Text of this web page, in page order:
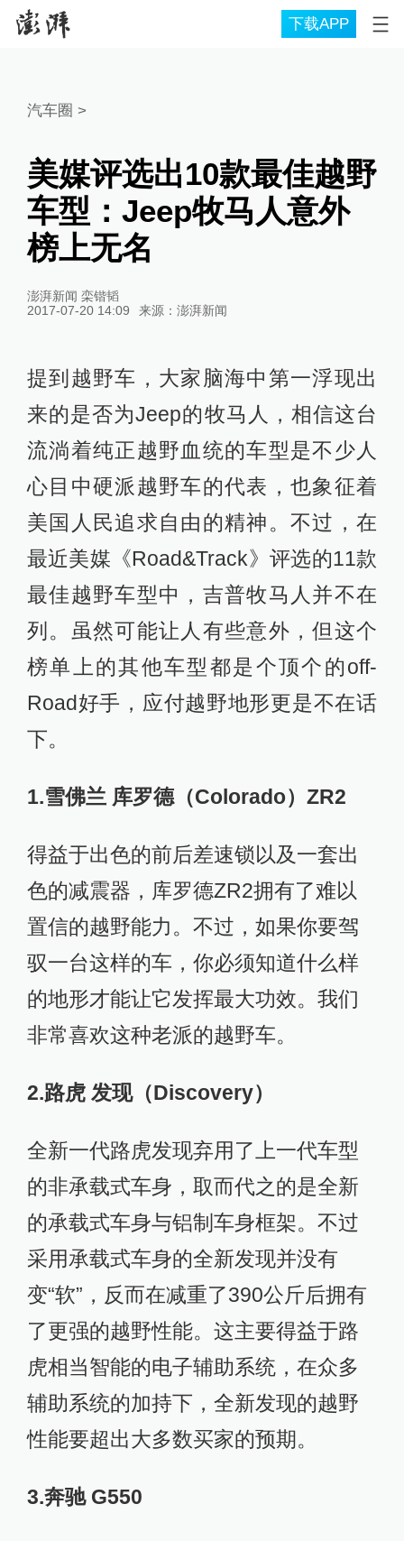
下载APP
汽车圈 >
美媒评选出10款最佳越野
车型：Jeep牧马人意外
榜上无名
澎湃新闻 栾锴韬
2017-07-20 14:09
来源： 澎湃新闻
提到越野车，大家脑海中第一浮现出
来的是否为Jeep的牧马人，相信这台
流淌着纯正越野血统的车型是不少人
心目中硬派越野车的代表，也象征着
美国人民追求自由的精神。不过，在
最近美媒《Road&Track》评选的11款
最佳越野车型中，吉普牧马人并不在
列。虽然可能让人有些意外，但这个
榜单上的其他车型都是个顶个的off-
Road好手，应付越野地形更是不在话
下。
1.雪佛兰 库罗德（Colorado）ZR2
得益于出色的前后差速锁以及一套出
色的减震器，库罗德ZR2拥有了难以
置信的越野能力。不过，如果你要驾
驭一台这样的车，你必须知道什么样
的地形才能让它发挥最大功效。我们
非常喜欢这种老派的越野车。
2.路虎 发现（Discovery）
全新一代路虎发现弃用了上一代车型
的非承载式车身，取而代之的是全新
的承载式车身与铝制车身框架。不过
采用承载式车身的全新发现并没有
变“软”，反而在减重了390公斤后拥有
了更强的越野性能。这主要得益于路
虎相当智能的电子辅助系统，在众多
辅助系统的加持下，全新发现的越野
性能要超出大多数买家的预期。
3.奔驰 G550